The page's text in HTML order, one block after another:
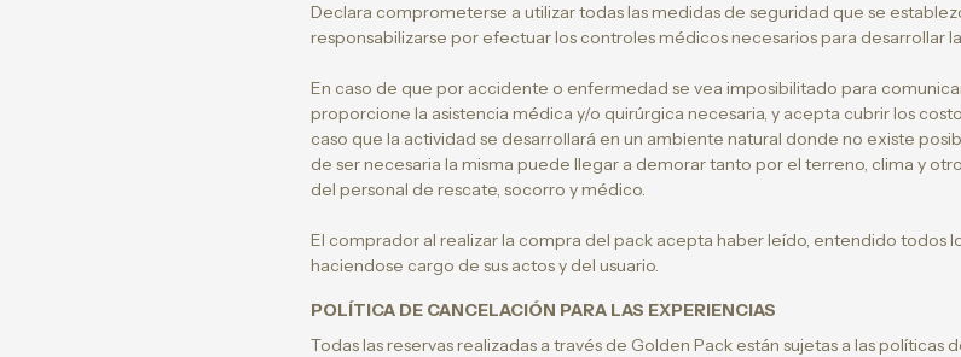
Declara comprometerse a utilizar todas las medidas de seguridad que se
responsabilizarse por efectuar los controles médicos necesarios para desarrollar
En caso de que por accidente o enfermedad se vea imposibilitado para
proporcione la asistencia médica y/o quirúrgica necesaria, y acepta cubrir los
caso que la actividad se desarrollará en un ambiente natural donde no existe
de ser necesaria la misma puede llegar a demorar tanto por el terreno, clima y
del personal de rescate, socorro y médico.
El comprador al realizar la compra del pack acepta haber leído, entendido todos
haciendose cargo de sus actos y del usuario.
POLÍTICA DE CANCELACIÓN PARA LAS EXPERIENCIAS
Todas las reservas realizadas a través de Golden Pack están sujetas a las